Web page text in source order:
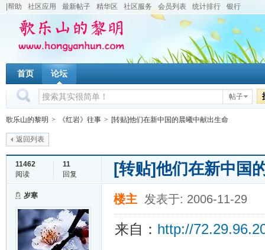
|帮助 社区应用 最新帖子 精华区 社区服务 会员列表 统计排行 银行
首页 论坛
帖子
歌乐山的黎明 > 《红岩》往事 > [转贴]他们在新中国的晨曦中献出生命
返回列表
11462
阅读
11
回复
[转贴]他们在新中国
岁寒 楼主 发表于: 2006-11-29
来自： http://